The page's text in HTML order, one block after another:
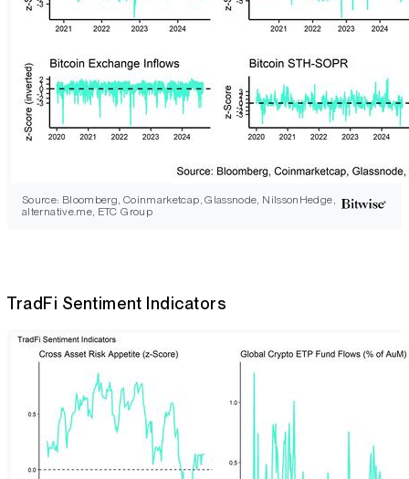
Source: Bloomberg, Coinmarketcap, Glassnode, NilssonHedge,
alternative.me, ETC Group
TradFi Sentiment Indicators